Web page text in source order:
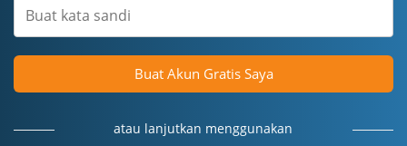
Buat Akun Gratis Saya
atau lanjutkan menggunakan